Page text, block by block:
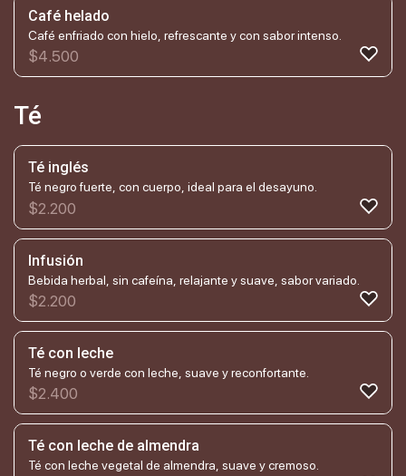
Café helado
Café enfriado con hielo, refrescante y con sabor intenso.
$4.500
Té
Té inglés
Té negro fuerte, con cuerpo, ideal para el desayuno.
$2.200
Infusión
Bebida herbal, sin cafeína, relajante y suave, sabor variado.
$2.200
Té con leche
Té negro o verde con leche, suave y reconfortante.
$2.400
Té con leche de almendra
Té con leche vegetal de almendra, suave y cremoso.